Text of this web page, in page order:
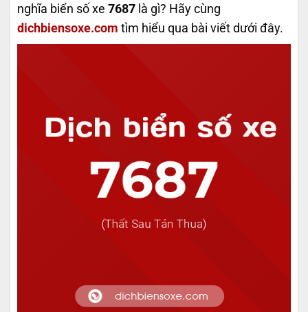
nghĩa biển số xe 7687 là gì? Hãy cùng
dichbiensoxe.com tìm hiểu qua bài viết dưới đây.